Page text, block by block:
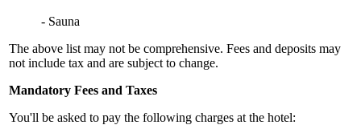
- Sauna
The above list may not be comprehensive. Fees and deposits may
not include tax and are subject to change.
Mandatory Fees and Taxes
You'll be asked to pay the following charges at the hotel: